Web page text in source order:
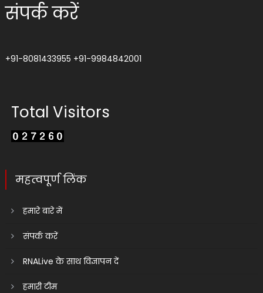
संपर्क करें
+91-8081433955 +91-9984842001
Total Visitors
महत्वपूर्ण लिंक
हमारे बारे में
संपर्क करें
RNALive के साथ विज्ञापन दें
हमारी टीम